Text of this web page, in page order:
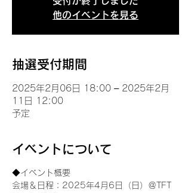
他のイベントを見る
抽選受付期間
2025年2月06日 18:00 – 2025年2月
11日 12:00
予定
イベントについて
◆イベント概要
会場＆日程：2025年4月6日（日）＠TFT